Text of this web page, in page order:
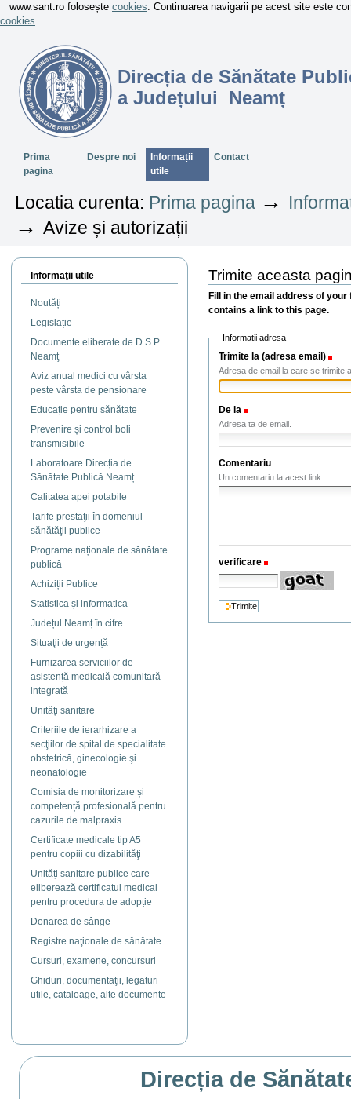
www.sant.ro folosește cookies. Continuarea navigarii pe acest site este
cookies.
Direcția de Sănătate
a Județului Neamț
SectiuniPrima
pagina
Despre noi
Informații
utile
Contact
Locatia curenta: Prima pagina →
→Avize și autorizații
Informaţii utile
Noutăți
Legislație
Documente eliberate de D.S.P.
Neamţ
Aviz anual medici cu vârsta
peste vârsta de pensionare
Educație pentru sănătate
Prevenire și control boli
transmisibile
Laboratoare Direcția de
Sănătate Publică Neamț
Calitatea apei potabile
Tarife prestaţii în domeniul
sănătăţii publice
Programe naționale de sănătate
publică
Achiziții Publice
Statistica și informatica
Județul Neamț în cifre
Situaţii de urgență
Furnizarea serviciilor de
asistență medicală comunitară
integrată
Unități sanitare
Criteriile de ierarhizare a
secţiilor de spital de specialitate
obstetrică, ginecologie şi
neonatologie
Comisia de monitorizare și
competență profesională pentru
cazurile de malpraxis
Certificate medicale tip A5
pentru copiii cu dizabilităţi
Unități sanitare publice care
eliberează certificatul medical
pentru procedura de adopție
Donarea de sânge
Registre naţionale de sănătate
Cursuri, examene, concursuri
Ghiduri, documentaţii, legaturi
utile, cataloage, alte documente
Trimite aceasta
Fill in the email address of
contains a link to this page.
Informatii adresa
Trimite la (adresa email)
Adresa de email la care se trimite
De la
Adresa ta de email.
Comentariu
Un comentariu la acest link.
verificare
Direcția de